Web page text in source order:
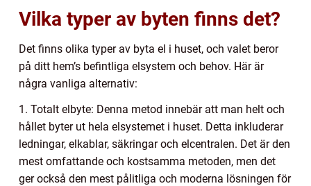
Vilka typer av byten finns det?
Det finns olika typer av byta el i huset, och valet beror
på ditt hem’s befintliga elsystem och behov. Här är
några vanliga alternativ:
1. Totalt elbyte: Denna metod innebär att man helt och
hållet byter ut hela elsystemet i huset. Detta inkluderar
ledningar, elkablar, säkringar och elcentralen. Det är den
mest omfattande och kostsamma metoden, men det
ger också den mest pålitliga och moderna lösningen för